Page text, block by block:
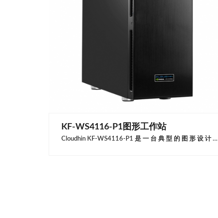
KF-WS4116-P1图形工作站
Cloudhin KF-WS4116-P1 是 一 台 典 型 的 图 形 设 计 工 作 站， 支 持 9th and 8th Generation Intel® Core ™ 处理器，配备 NVIDIA Quadro 专业显卡或 是 NVIDIA Geforce 娱乐显卡，具备优秀的图形性 能与灵活的扩展能力。是中小型企业与独立设计者 的上佳之选。